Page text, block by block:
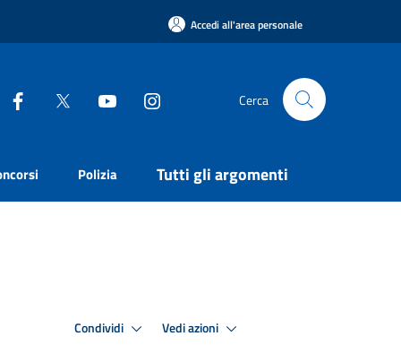
Accedi all'area personale
Cerca
Polizia Tutti gli argomenti
Condividi Vedi azioni